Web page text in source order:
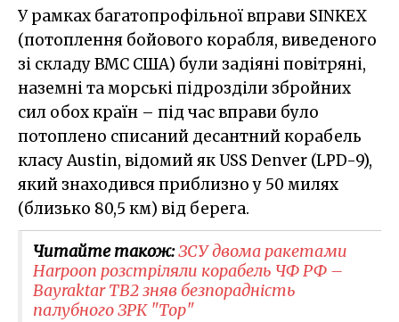
У рамках багатопрофільної вправи SINKEX
(потоплення бойового корабля, виведеного
зі складу ВМС США) були задіяні повітряні,
наземні та морські підрозділи збройних
сил обох країн – під час вправи було
потоплено списаний десантний корабель
класу Austin, відомий як USS Denver (LPD-9),
який знаходився приблизно у 50 милях
(близько 80,5 км) від берега.
Читайте також:ЗСУ двома ракетами
Harpoon розстріляли корабель ЧФ РФ –
Bayraktar TB2 зняв безпорадність
палубного ЗРК "Тор"